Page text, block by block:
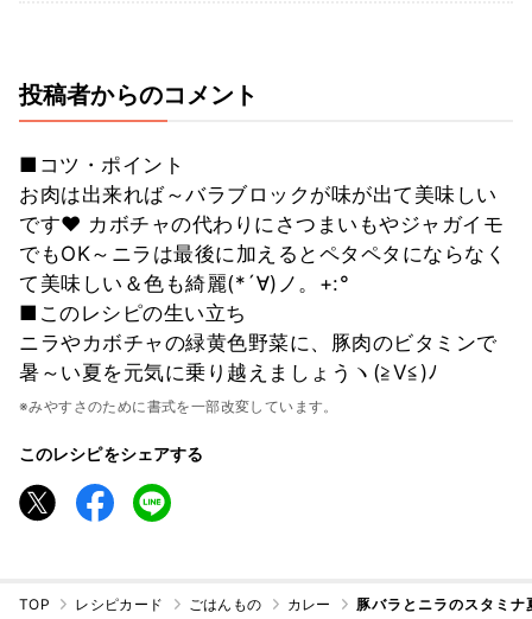
投稿者からのコメント
■コツ・ポイント
お肉は出来れば～バラブロックが味が出て美味しい
です❤ カボチャの代わりにさつまいもやジャガイモ
でもOK～ニラは最後に加えるとペタペタにならなく
て美味しい＆色も綺麗(*´∀)ノ。+:°
■このレシピの生い立ち
ニラやカボチャの緑黄色野菜に、豚肉のビタミンで
暑～い夏を元気に乗り越えましょうヽ(≧V≦)ﾉ
※みやすさのために書式を一部改変しています。
このレシピをシェアする
TOP レシピカード ごはんもの カレー 豚バラとニラのスタミ